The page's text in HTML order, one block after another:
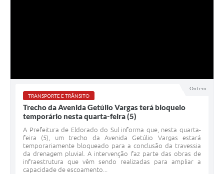
Ontem
TRANSPORTE E TRÂNSITO
Trecho da Avenida Getúlio Vargas terá bloqueio
temporário nesta quarta-feira (5)
A Prefeitura de Eldorado do Sul informa que, nesta quarta-
feira (5), um trecho da Avenida Getúlio Vargas estará
temporariamente bloqueado para a conclusão da travessia
da drenagem pluvial. A intervenção faz parte das obras de
infraestrutura que vêm sendo realizadas para ampliar a
capacidade de escoamento...